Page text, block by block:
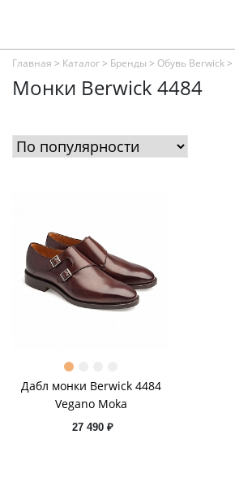
Главная > Каталог> Бренды > Обувь Berwick>
Монки Berwick 4484
Дабл монки Berwick 4484
Vegano Moka
27 490 ₽